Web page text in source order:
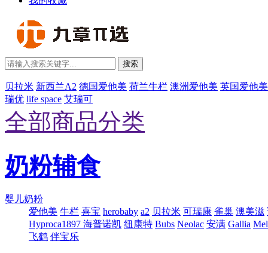
搜索
贝拉米 新西兰A2 德国爱他美 荷兰牛栏 澳洲爱他美 英国爱他美
瑞优 life space 艾瑞可
全部商品分类
奶粉辅食
婴儿奶粉
爱他美 牛栏 喜宝 herobaby a2 贝拉米 可瑞康 雀巢 澳美滋
Hyproca1897 海普诺凯 纽康特 Bubs Neolac 安满 Gallia
飞鹤 伴宝乐